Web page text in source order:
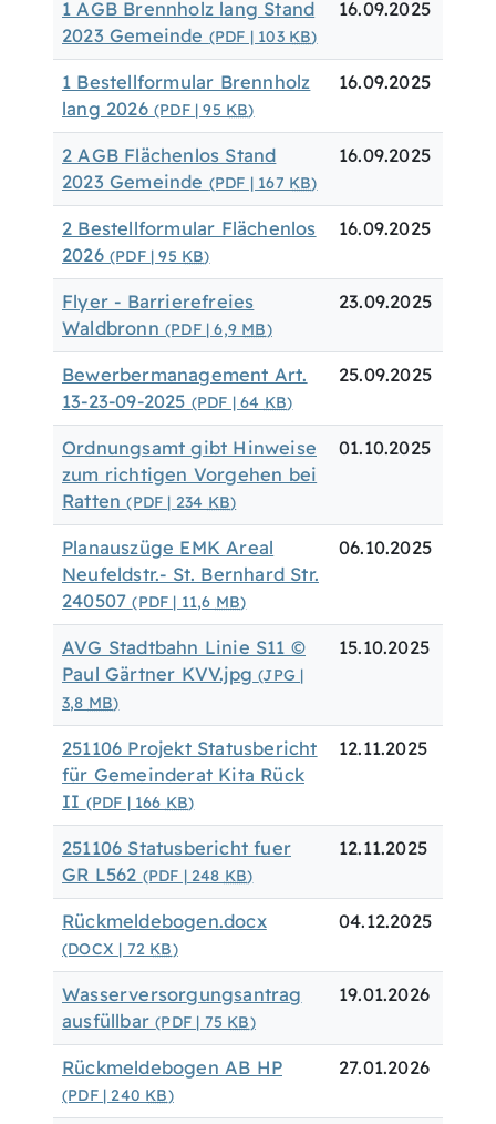
1 AGB Brennholz lang Stand
2023 Gemeinde (PDF | 103 KB)
16.09.2025
1 Bestellformular Brennholz
lang 2026 (PDF | 95 KB)
16.09.2025
2 AGB Flächenlos Stand
2023 Gemeinde (PDF | 167 KB)
16.09.2025
2 Bestellformular Flächenlos
2026 (PDF | 95 KB)
16.09.2025
Flyer - Barrierefreies
Waldbronn (PDF | 6,9 MB)
23.09.2025
Bewerbermanagement Art.
13-23-09-2025 (PDF | 64 KB)
25.09.2025
Ordnungsamt gibt Hinweise
zum richtigen Vorgehen bei
Ratten(PDF | 234 KB)
01.10.2025
Planauszüge EMK Areal
Neufeldstr.- St. Bernhard Str.
240507(PDF | 11,6 MB)
06.10.2025
AVG Stadtbahn Linie S11 ©
Paul Gärtner KVV.jpg(JPG |
3,8 MB)
15.10.2025
251106 Projekt Statusbericht
für Gemeinderat Kita Rück
II (PDF | 166 KB)
12.11.2025
251106 Statusbericht fuer
GR L562 (PDF | 248 KB)
12.11.2025
Rückmeldebogen.docx
(DOCX | 72 KB)
04.12.2025
Wasserversorgungsantrag
ausfüllbar(PDF | 75 KB)
19.01.2026
Rückmeldebogen AB HP
(PDF | 240 KB)
27.01.2026